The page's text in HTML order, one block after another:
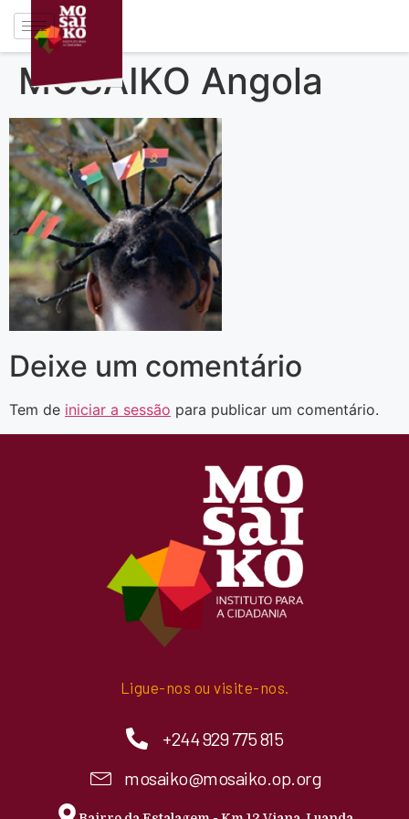
MOSAIKO Angola
Deixe um comentário
Tem de iniciar a sessão para publicar um comentário.
Ligue-nos ou visite-nos.
+244 929 775 815
mosaiko@mosaiko.op.org